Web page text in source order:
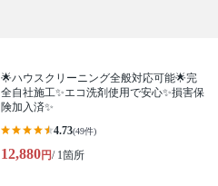
🌟ハウスクリーニング全般対応可能🌟完
全自社施工✨エコ洗剤使用で安心✨損害保
険加入済✨
4.73(49件)
12,880円/ 1箇所